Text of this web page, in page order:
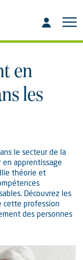
en
les
le secteur de la
apprentissage
théorie et
Découvrez les
cette profession
des personnes